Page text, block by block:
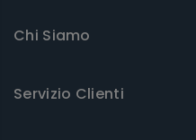
Chi Siamo
Servizio Clienti